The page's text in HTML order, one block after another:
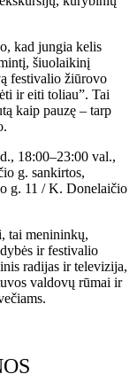
kad jungia kelis
šiuolaikinį
festivalio žiūrovo
ir eiti toliau”. Tai
kaip pauzę – tarp
18:00–23:00 val.,
g. sankirtos,
g. 11 / K. Donelaičio
tai menininkų,
ir festivalio
radijas ir televizija,
valdovų rūmai ir